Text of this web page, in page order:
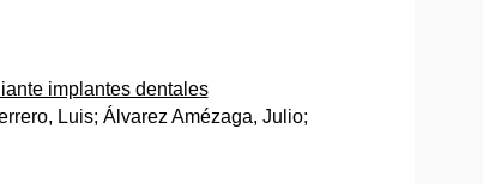
implantes dentales
Luis; Álvarez Amézaga, Julio;